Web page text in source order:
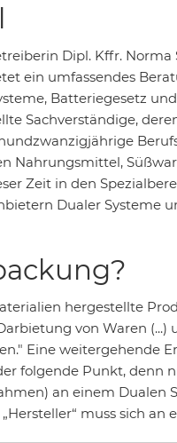
Dipl. Kffr.
ein umfassendes
Batteriegesetz
Sachverständige,
Nahrungsmittel,
Zeit in den
Dualer Systeme
hergestellte
von Waren
Eine weitergehende
folgende Punkt, denn
an einem Dualen
muss sich